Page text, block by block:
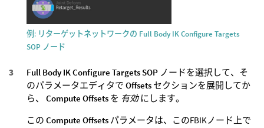
例: リターゲットネットワークの Full Body IK Configure Targets
SOP ノード
Full Body IK Configure Targets SOP ノードを選択して、そ
のパラメータエディタで Offsets セクションを展開してか
ら、 Compute Offsets を 有効にします。
この Compute Offsets パラメータは、このFBIKノード上で